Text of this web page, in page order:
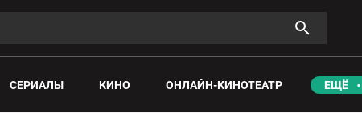
СЕРИАЛЫ КИНО ОНЛАЙН-КИНОТЕАТР ЕЩЁ